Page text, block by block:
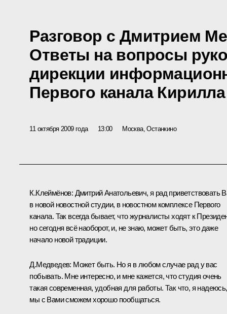
Разговор с Дмитрием
Ответы на вопросы
дирекции
Первого канала
11 октября 2009 года 13:00 Москва, Останкино
К.Клеймёнов: Дмитрий Анатольевич, я рад приветствовать
в новой новостной студии, в новостном комплексе Первого
канала. Так всегда бывает, что журналисты ходят к
но сегодня всё наоборот, и, не знаю, может быть, это даже
начало новой традиции.
Д.Медведев: Может быть. Но я в любом случае рад у вас
побывать. Мне интересно, и мне кажется, что студия очень
такая современная, удобная для работы. Так что, я надеюсь,
мы с Вами сможем хорошо пообщаться.